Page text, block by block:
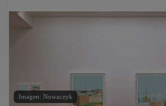
Imagen: Nowaczyk